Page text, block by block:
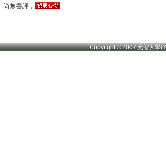
尚無書評，
Copyright © 2007 元智大學